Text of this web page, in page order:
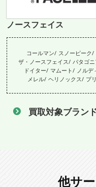
ノースフェイス
コールマン スノーピーク
ザ・ノースフェイス パタゴニ
ドイター
マムート ノルデ
メレル ヘリノックス プ
買取対象ブラン
他サ